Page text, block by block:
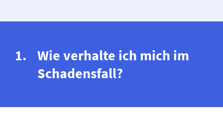
Wie verhalte ich mich im
Schadensfall?